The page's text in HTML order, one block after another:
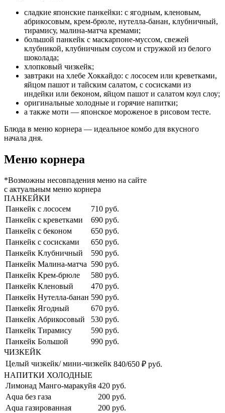
сладкие японские панкейки: с ягодным, кленовым,
абрикосовым, крем-брюле, нутелла-банан, клубничный,
тирамису, малина-матча кремами;
большой панкейк с маскарпоне-муссом, свежей
клубникой, клубничным соусом и стружкой из белого
шоколада;
хлопковый чизкейк;
завтраки на хлебе Хоккайдо: с лососем или креветками,
яйцом пашот и тайским салатом, с сосисками из
индейки или беконом, яйцом пашот и салатом коул слоу;
оригинальные холодные и горячие напитки;
а также моти — японское мороженое в рисовом тесте.
Блюда в меню корнера — идеальное комбо для вкусного
начала дня.
Меню корнера
*Возможны несовпадения меню на сайте
с актуальным меню корнера
ПАНКЕЙКИ
Панкейк с лососем
710 руб.
Панкейк с креветками
690 руб.
Панкейк с беконом
650 руб.
Панкейк с сосисками
650 руб.
Панкейк Клубничный
590 руб.
Панкейк Малина-матча 590 руб.
Панкейк Крем-брюле
580 руб.
Панкейк Кленовый
470 руб.
Панкейк Нутелла-банан 590 руб.
Панкейк Ягодный
670 руб.
Панкейк Абрикосовый
530 руб.
Панкейк Тирамису
590 руб.
Панкейк Большой
990 руб.
ЧИЗКЕЙК
Целый чизкейк/ мини-чизкейк 840/650 ₽ руб.
НАПИТКИ ХОЛОДНЫЕ
Лимонад Манго-маракуйя 420 руб.
Aqua без газа
200 руб.
Aqua газированная
200 руб.